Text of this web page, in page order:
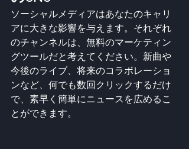
ソーシャルメディアはあなたのキャリ
アに大きな影響を与えます。それぞれ
のチャンネルは、無料のマーケティン
グツールだと考えてください。新曲や
今後のライブ、将来のコラボレーショ
ンなど、何でも数回クリックするだけ
で、素早く簡単にニュースを広めるこ
とができます。